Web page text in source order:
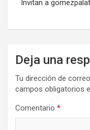
Invitan a
Deja una
Tu dirección de
campos obligatorios
Comentario *